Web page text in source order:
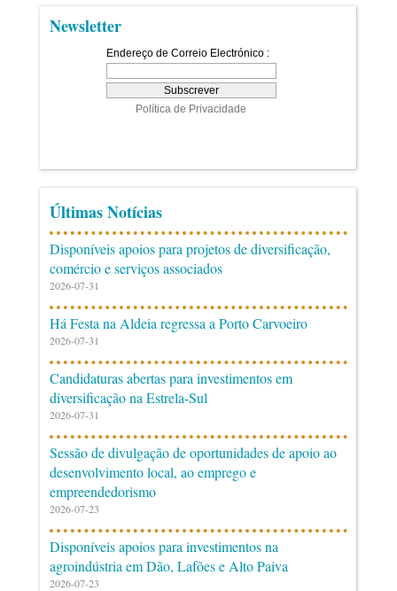
Newsletter
Últimas Notícias
Disponíveis apoios para projetos de diversificação,
comércio e serviços associados
2026-07-31
Há Festa na Aldeia regressa a Porto Carvoeiro
2026-07-31
Candidaturas abertas para investimentos em
diversificação na Estrela-Sul
2026-07-31
Sessão de divulgação de oportunidades de apoio ao
desenvolvimento local, ao emprego e
empreendedorismo
2026-07-23
Disponíveis apoios para investimentos na
agroindústria em Dão, Lafões e Alto Paiva
2026-07-23